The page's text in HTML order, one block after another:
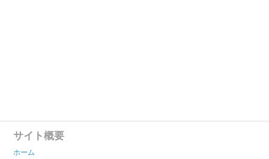
サイト概要
ホーム